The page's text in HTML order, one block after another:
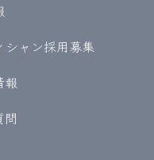
シャン採用募集
報
問